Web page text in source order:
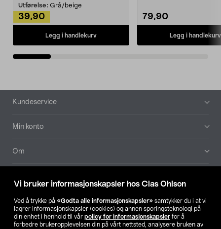
Vi bruker informasjonskapsler hos Clas Ohlson
Ved å trykke på «Godta alle informasjonskapsler» samtykker du i at vi
lagrer informasjonskapsler (cookies) og annen sporingsteknologi på
din enhet i henhold til vår policy for informasjonskapsler for å
forbedre brukeropplevelsen din på vårt nettsted, analysere bruken av
Utførelse: Grå/beige
39,90
Legg i handlekurv
79,90
Legg i handlekurv
Bunntekst
Kundeservice
Min konto
Om
Våre selskaper
Finn din butikk